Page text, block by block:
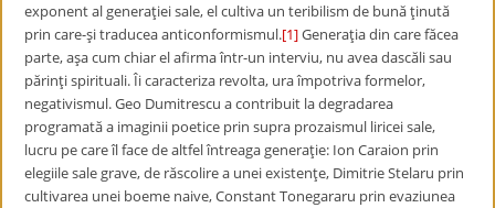
exponent al generaţiei sale, el cultiva un teribilism de bună ţinută
prin care-şi traducea anticonformismul.[1]Generaţia din care făcea
parte, aşa cum chiar el afirma într-un interviu, nu avea dascăli sau
părinţi spirituali. Îi caracteriza revolta, ura împotriva formelor,
negativismul. Geo Dumitrescu a contribuit la degradarea
programată a imaginii poetice prin supra prozaismul liricei sale,
lucru pe care îl face de altfel întreaga generaţie: Ion Caraion prin
elegiile sale grave, de răscolire a unei existenţe, Dimitrie Stelaru prin
cultivarea unei boeme naive, Constant Tonegararu prin evaziunea